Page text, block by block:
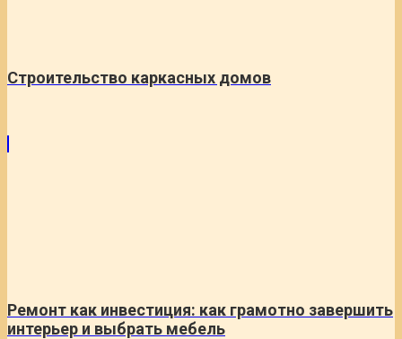
Строительство каркасных домов
Ремонт как инвестиция: как грамотно завершить
интерьер и выбрать мебель